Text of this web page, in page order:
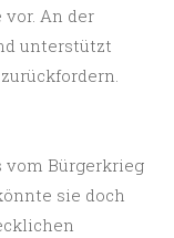
An der
unterstützt
vom Bürgerkrieg
sie doch